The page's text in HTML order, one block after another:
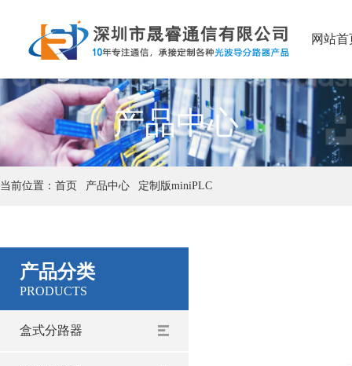
网站首
产品中心
当前位置： 首页 产品中心 定制版miniPLC
产品分类
PRODUCTS
盒式分路器